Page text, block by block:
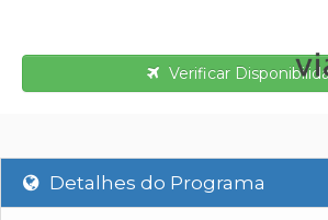
Verificar
Detalhes do Programa